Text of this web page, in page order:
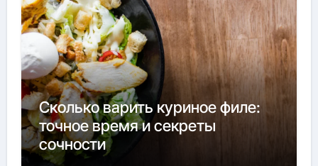
Сколько варить куриное филе:
точное время и секреты
сочности